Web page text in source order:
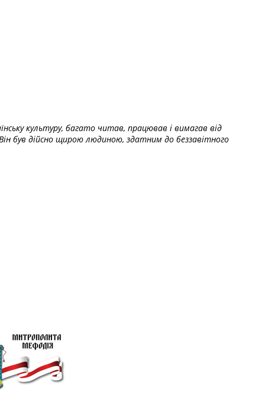
культуру, багато читав, працював і вимагав від
був дійсно щирою людиною, здатним до беззавітного